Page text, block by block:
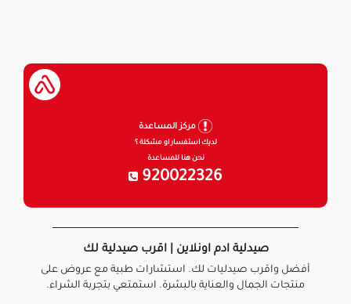
مركز المساعدة
لديك استفسار او مشكلة ؟
نحن هنا للمساعدة
920022326
صيدلية ادم اونلاين | اقرب صيدلية لك
أفضل واقرب صيدليات لك. استشارات طبية مع عروض على
منتجات الجمال والعناية بالبشرة. استمتعي بتجربة الشراء.